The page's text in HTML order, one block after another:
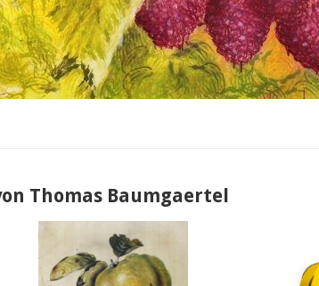
Thomas Baumgaertel